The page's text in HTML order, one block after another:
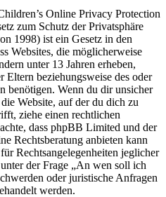
Online Privacy Protection
zum Schutz der Privatsphäre
1998) ist ein Gesetz in den
Websites, die möglicherweise
unter 13 Jahren erheben,
Eltern beziehungsweise des oder
benötigen. Wenn du dir unsicher
Website, auf der du dich zu
ziehe einen rechtlichen
dass phpBB Limited und der
Rechtsberatung anbieten kann
Rechtsangelegenheiten jeglicher
der Frage „An wen soll ich
oder juristische Anfragen
werden.